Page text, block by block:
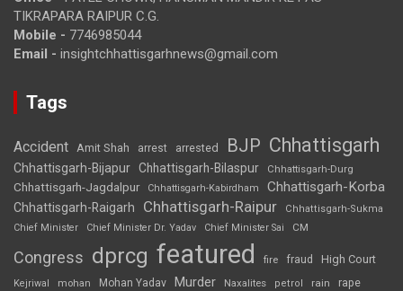
TIKRAPARA RAIPUR C.G.
Mobile - 7746985044
Email - insightchhattisgarhnews@gmail.com
Tags
Accident Amit Shah arrest arrested BJP Chhattisgarh
Chhattisgarh-Bijapur Chhattisgarh-Bilaspur Chhattisgarh-Durg
Chhattisgarh-Jagdalpur Chhattisgarh-Kabirdham Chhattisgarh-Korba
Chhattisgarh-Raigarh Chhattisgarh-Raipur
Chhattisgarh-Sukma
Chief Minister
Chief Minister Dr. Yadav Chief Minister Sai CM
Congress dprcg featured fire fraud High Court
Kejriwal mohan Mohan Yadav Murder Naxalites petrol rain rape